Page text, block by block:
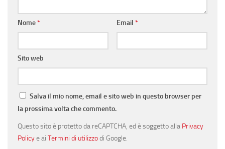
Nome* Email *
Sito web
Salva il mio nome, email e sito web in questo browser per
la prossima volta che commento.
Questo sito è protetto da reCAPTCHA, ed è soggetto alla Privacy
Policye ai Termini di utilizzodi Google.